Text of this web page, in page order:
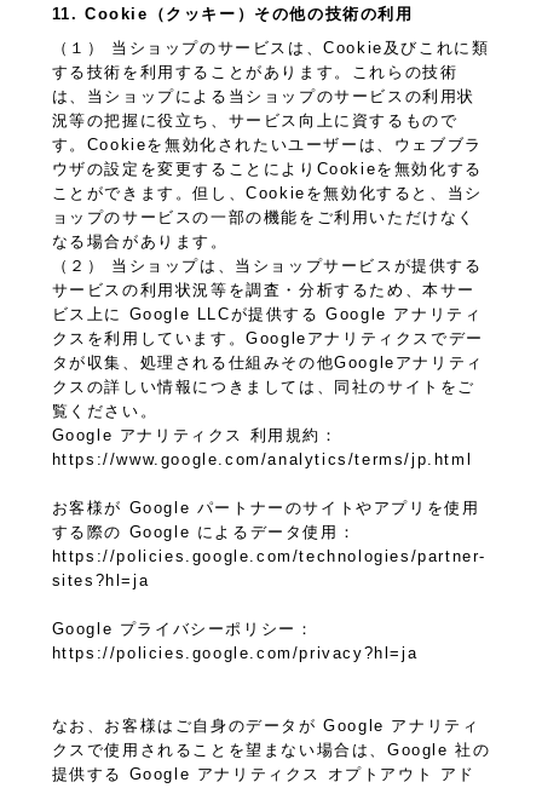
11. Cookie（クッキー）その他の技術の利用
（１） 当ショップのサービスは、Cookie及びこれに類
する技術を利用することがあります。これらの技術
は、当ショップによる当ショップのサービスの利用状
況等の把握に役立ち、サービス向上に資するもので
す。Cookieを無効化されたいユーザーは、ウェブブラ
ウザの設定を変更することによりCookieを無効化する
ことができます。但し、Cookieを無効化すると、当シ
ョップのサービスの一部の機能をご利用いただけなく
なる場合があります。
（２） 当ショップは、当ショップサービスが提供する
サービスの利用状況等を調査・分析するため、本サー
ビス上に Google LLCが提供する Google アナリティ
クスを利用しています。Googleアナリティクスでデー
タが収集、処理される仕組みその他Googleアナリティ
クスの詳しい情報につきましては、同社のサイトをご
覧ください。
Google アナリティクス 利用規約：
https://www.google.com/analytics/terms/jp.html
お客様が Google パートナーのサイトやアプリを使用
する際の Google によるデータ使用：
https://policies.google.com/technologies/partner-
sites?hl=ja
Google プライバシーポリシー：
https://policies.google.com/privacy?hl=ja
なお、お客様はご自身のデータが Google アナリティ
クスで使用されることを望まない場合は、Google 社の
提供する Google アナリティクス オプトアウト アド